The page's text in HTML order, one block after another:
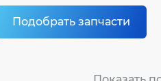
Подобрать запчасти